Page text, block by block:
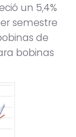
un 5,4%
semestre
de
bobinas